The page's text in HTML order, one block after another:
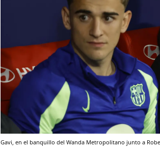
Gavi, en el banquillo del Wanda Metropolitano junto a